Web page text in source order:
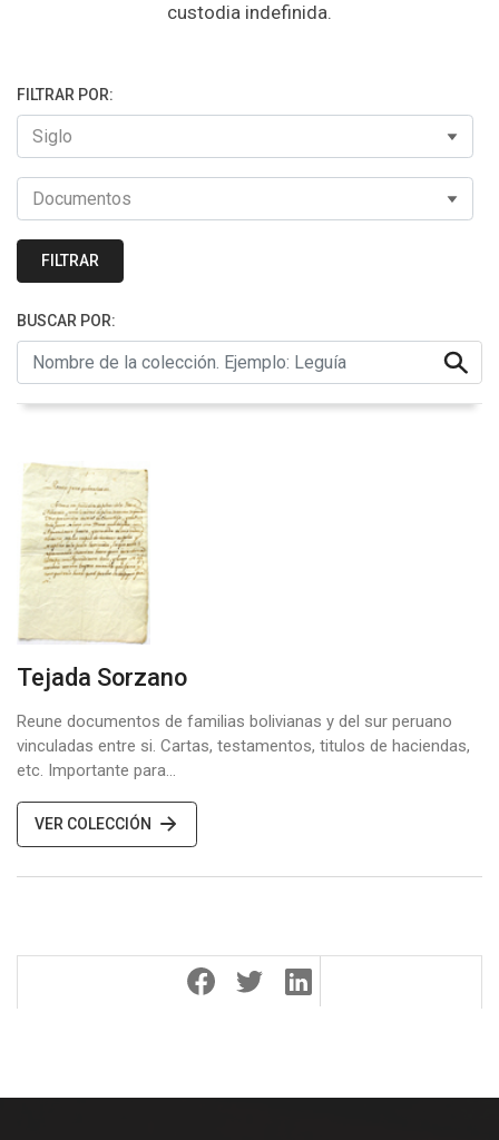
custodia indefinida.
FILTRAR POR:
FILTRAR
BUSCAR POR:
Tejada Sorzano
Reune documentos de familias bolivianas y del sur peruano
vinculadas entre si. Cartas, testamentos, titulos de haciendas,
etc. Importante para…
VER COLECCIÓN